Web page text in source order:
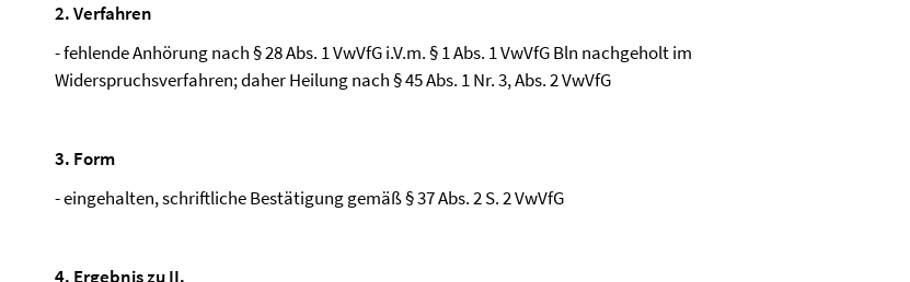
2. Verfahren
- fehlende Anhörung nach § 28 Abs. 1 VwVfG i.V.m. § 1 Abs. 1 VwVfG Bln nachgeholt im
Widerspruchsverfahren; daher Heilung nach § 45 Abs. 1 Nr. 3, Abs. 2 VwVfG
3. Form
- eingehalten, schriftliche Bestätigung gemäß § 37 Abs. 2 S. 2 VwVfG
4. Ergebnis zu II.